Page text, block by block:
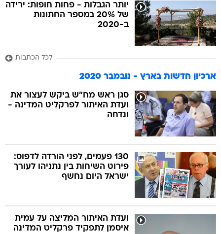
יותר הגבלות - פחות חופות: ירידה
של 20% במספר החתונות
ב-2020
לכל הכתבות
ארכיון חדשות בארץ - נובמבר 2020
סגן ראש מח"ש ביקש לעצור את
ועדת האיתור לפרקליט המדינה -
ונדחה
130 פעמים, לפני הורדה לדפוס:
פירוט השיחות בין נתניהו לעורך
ישראל היום נחשף
ועדת האיתור המליצה על עמית
איסמן לתפקיד פרקליט המדינה